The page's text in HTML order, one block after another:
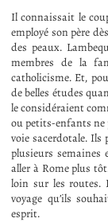
Il connaissait le
employé son père
des peaux.
membres de la
catholicisme. Et,
de belles études
le considéraient
ou petits-enfants ne
voie sacerdotale. Ils
plusieurs semaines
aller à Rome plus
loin sur les routes.
voyage qu’ils
esprit.